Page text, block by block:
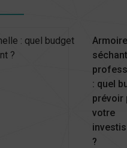
Armoire
: quel
prévoir
votre
?